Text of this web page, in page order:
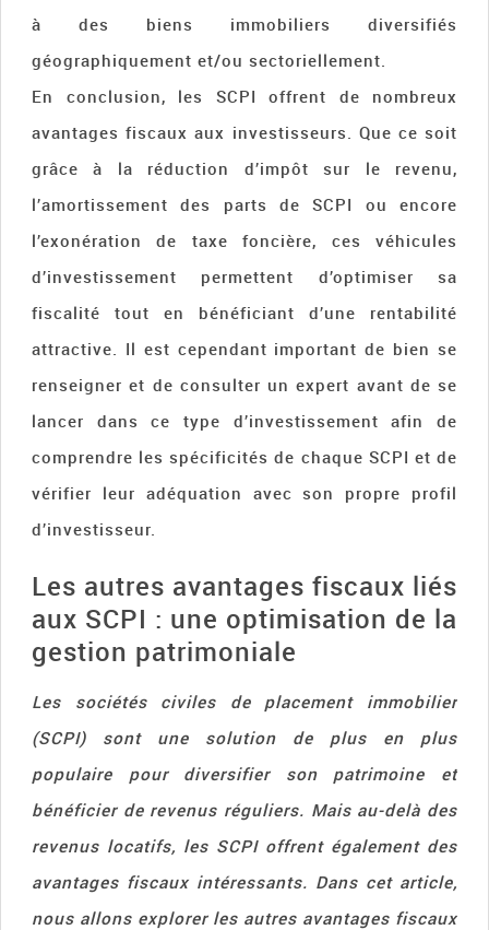
à des biens immobiliers diversifiés
géographiquement et/ou sectoriellement.
En conclusion, les SCPI offrent de nombreux
avantages fiscaux aux investisseurs. Que ce soit
grâce à la réduction d’impôt sur le revenu,
l’amortissement des parts de SCPI ou encore
l’exonération de taxe foncière, ces véhicules
d’investissement permettent d’optimiser sa
fiscalité tout en bénéficiant d’une rentabilité
attractive. Il est cependant important de bien se
renseigner et de consulter un expert avant de se
lancer dans ce type d’investissement afin de
comprendre les spécificités de chaque SCPI et de
vérifier leur adéquation avec son propre profil
d’investisseur.
Les autres avantages fiscaux liés
aux SCPI : une optimisation de la
gestion patrimoniale
Les sociétés civiles de placement immobilier
(SCPI) sont une solution de plus en plus
populaire pour diversifier son patrimoine et
bénéficier de revenus réguliers. Mais au-delà des
revenus locatifs, les SCPI offrent également des
avantages fiscaux intéressants. Dans cet article,
nous allons explorer les autres avantages fiscaux